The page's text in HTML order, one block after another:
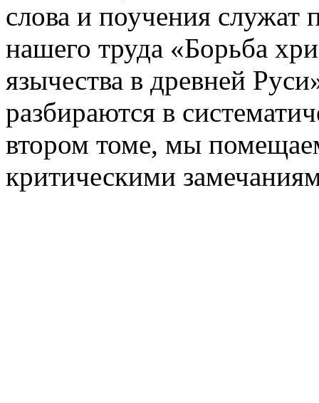
слова и поучения
нашего труда «Борьба
язычества в древней
разбираются в
втором томе, мы
критическими